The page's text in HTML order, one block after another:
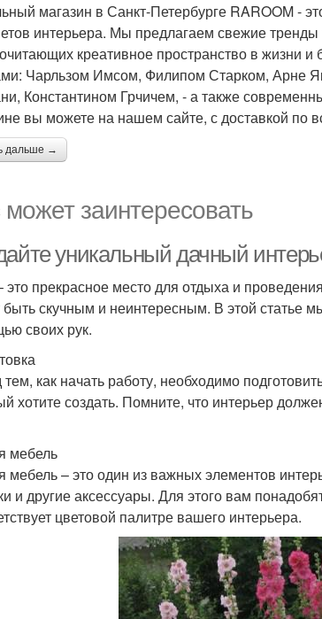
магазин в Санкт-Петербурге RAROOM -
интерьера. Мы предлагаем свежие
креативное пространство в жизни
Чарльзом Имсом, Филипом Старком, Арне
Константином Грчичем, - а также
вы можете на нашем сайте, с доставкой по
дальше →
заинтересовать
уникальный дачный
это прекрасное место для отдыха и
скучным и неинтересным. В этой статье
своих рук.
как начать работу, необходимо
хотите создать. Помните, что интерьер
мебель
мебель – это один из важных элементов
и другие аксессуары. Для этого вам
цветовой палитре вашего интерьера.